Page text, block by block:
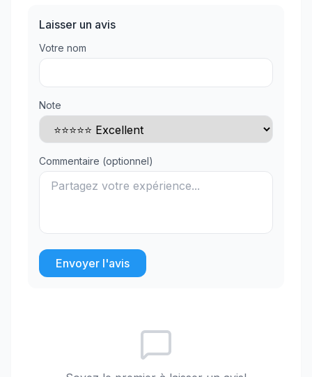
Laisser un avis
Votre nom
Note
Commentaire (optionnel)
Envoyer l'avis